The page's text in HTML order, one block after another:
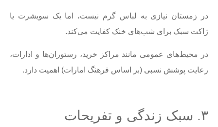
در زمستان نیازی به لباس گرم نیست، اما یک سویشرت یا
ژاکت سبک برای شب‌های خنک کفایت می‌کند.
در محیط‌های عمومی مانند مراکز خرید، رستوران‌ها و ادارات،
رعایت پوشش نسبی (بر اساس فرهنگ امارات) اهمیت دارد.
۳. سبک زندگی و تفریحات